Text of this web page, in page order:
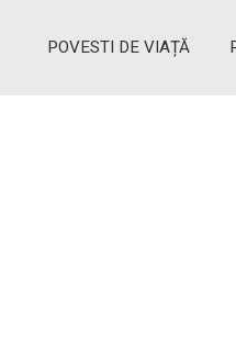
POVESTI DE VIAȚĂ